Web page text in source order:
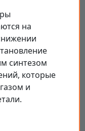
на
синтезом
которые
и